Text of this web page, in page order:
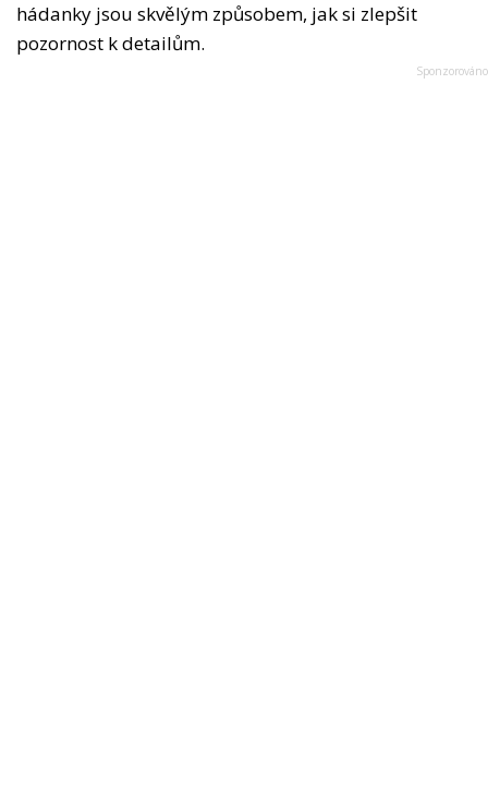
hádanky jsou skvělým způsobem, jak si zlepšit
pozornost k detailům.